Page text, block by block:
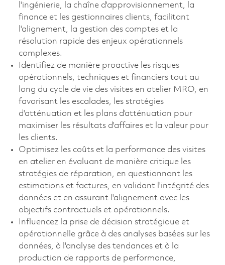
l'ingénierie, la chaîne d'approvisionnement, la
finance et les gestionnaires clients, facilitant
l'alignement, la gestion des comptes et la
résolution rapide des enjeux opérationnels
complexes.
Identifiez de manière proactive les risques
opérationnels, techniques et financiers tout au
long du cycle de vie des visites en atelier MRO, en
favorisant les escalades, les stratégies
d'atténuation et les plans d’atténuation pour
maximiser les résultats d'affaires et la valeur pour
les clients.
Optimisez les coûts et la performance des visites
en atelier en évaluant de manière critique les
stratégies de réparation, en questionnant les
estimations et factures, en validant l'intégrité des
données et en assurant l'alignement avec les
objectifs contractuels et opérationnels.
Influencez la prise de décision stratégique et
opérationnelle grâce à des analyses basées sur les
données, à l'analyse des tendances et à la
production de rapports de performance,